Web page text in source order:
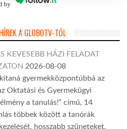
by
A GLOBOTV-TŐL
KEVESEBB HÁZI FELADAT
2026-08-08
gyermekközpontúbbá az
Oktatási és Gyermekügyi
a tanulás!” című, 14
többek között a tanórák
hosszabb szüneteket,